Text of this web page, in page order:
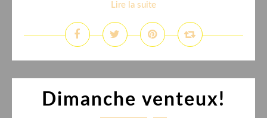
Lire la suite
Dimanche venteux!